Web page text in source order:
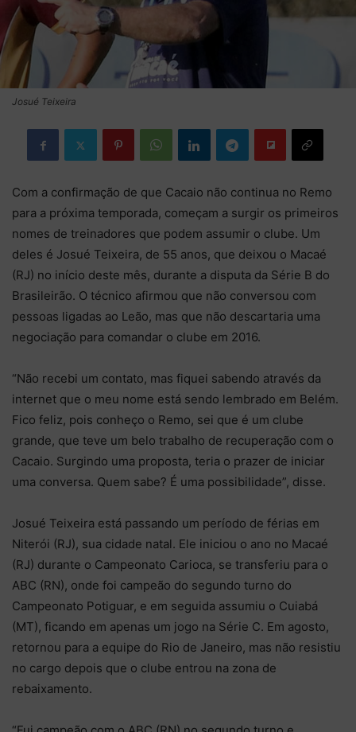
Josué Teixeira
Com a confirmação de que Cacaio não continua no Remo
para a próxima temporada, começam a surgir os primeiros
nomes de treinadores que podem assumir o clube. Um
deles é Josué Teixeira, de 55 anos, que deixou o Macaé
(RJ) no início deste mês, durante a disputa da Série B do
Brasileirão. O técnico afirmou que não conversou com
pessoas ligadas ao Leão, mas que não descartaria uma
negociação para comandar o clube em 2016.
“Não recebi um contato, mas fiquei sabendo através da
internet que o meu nome está sendo lembrado em Belém.
Fico feliz, pois conheço o Remo, sei que é um clube
grande, que teve um belo trabalho de recuperação com o
Cacaio. Surgindo uma proposta, teria o prazer de iniciar
uma conversa. Quem sabe? É uma possibilidade”, disse.
Josué Teixeira está passando um período de férias em
Niterói (RJ), sua cidade natal. Ele iniciou o ano no Macaé
(RJ) durante o Campeonato Carioca, se transferiu para o
ABC (RN), onde foi campeão do segundo turno do
Campeonato Potiguar, e em seguida assumiu o Cuiabá
(MT), ficando em apenas um jogo na Série C. Em agosto,
retornou para a equipe do Rio de Janeiro, mas não resistiu
no cargo depois que o clube entrou na zona de
rebaixamento.